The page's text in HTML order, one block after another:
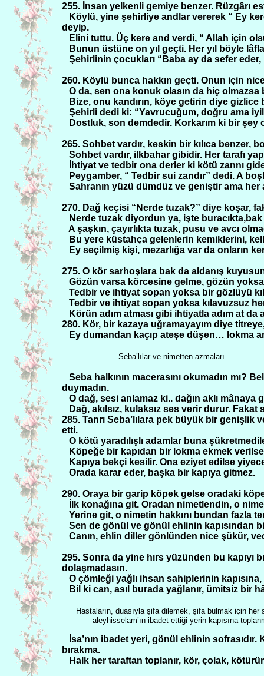
255. İnsan yelkenli gemiye benzer. Rüzgârı
Köylü, yine şehirliye andlar vererek “ Ey
deyip.
Elini tuttu. Üç kere and verdi, “ Allah için
Bunun üstüne on yıl geçti. Her yıl böyle
Şehirlinin çocukları “Baba ay da sefer
260. Köylü bunca hakkın geçti. Onun için
O da, sen ona konuk olasın da hiç olmazsa
Bize, onu kandırın, köye getirin diye
Şehirli dedi ki: “Yavrucuğum, doğru ama
Dostluk, son demdedir. Korkarım ki bir şey
265. Sohbet vardır, keskin bir kılıca benzer,
Sohbet vardır, ilkbahar gibidir. Her tarafı
İhtiyat ve tedbir ona derler ki kötü zannı
Peygamber, “ Tedbir sui zandır” dedi. A
Sahranın yüzü dümdüz ve geniştir ama her
270. Dağ keçisi “Nerde tuzak?” diye koşar,
Nerde tuzak diyordun ya, işte
A şaşkın, çayırlıkta tuzak, pusu ve avcı
Bu yere küstahça gelenlerin kemiklerini,
Ey seçilmiş kişi, mezarlığa var da onların
275. O kör sarhoşlara bak da aldanış
Gözün varsa körcesine gelme, gözün
Tedbir ve ihtiyat sopan yoksa bir gözlüyü
Tedbir ve ihtiyat sopan yoksa kılavuzsuz
Körün adım atması gibi ihtiyatla adım at
280. Kör, bir kazaya uğramayayım diye
Ey dumandan kaçıp ateşe düşen… lokma
Seba’lılar ve nimetten azmaları
Seba halkının macerasını okumadın mı?
duymadın.
O dağ, sesi anlamaz ki.. dağın aklı mânaya
Dağ, akılsız, kulaksız ses verir durur.
285. Tanrı Seba’lılara pek büyük bir
etti.
O kötü yaradılışlı adamlar buna
Köpeğe bir kapıdan bir lokma ekmek
Kapıya bekçi kesilir. Ona eziyet edilse
Orada karar eder, başka bir kapıya gitmez.
290. Oraya bir garip köpek gelse oradaki
İlk konağına git. Oradan nimetlendin, o
Yerine git, o nimetin hakkını bundan fazla
Sen de gönül ve gönül ehlinin kapısından
Canın, ehlin diller gönlünden nice şükür,
295. Sonra da yine hırs yüzünden bu kapıyı
dolaşmadasın.
O çömleği yağlı ihsan sahiplerinin
Bil ki can, asıl burada yağlanır, ümitsiz bir
Hastaların, duasıyla şifa dilemek, şifa bulmak için her
aleyhisselam’ın ibadet ettiği yerin kapısına
İsa’nın ibadet yeri, gönül ehlinin
bırakma.
Halk her taraftan toplanır, kör, çolak,